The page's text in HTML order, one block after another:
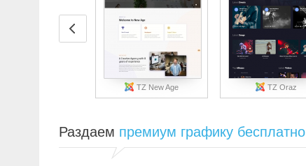
TZ New Age TZ Oraz
Раздаем премиум графику бесплатно